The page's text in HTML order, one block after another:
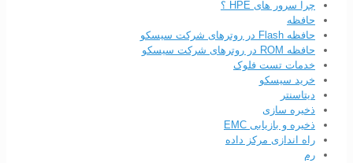
چرا سرور های HPE ؟
حافظه
حافظه Flash در روترهای شرکت سیسکو
حافظه ROM در روترهای شرکت سیسکو
خدمات تست فلوک
خرید سیسکو
دیتاسنتر
ذخیره سازی
ذخیره و بازیابی EMC
راه اندازی مرکز داده
رم